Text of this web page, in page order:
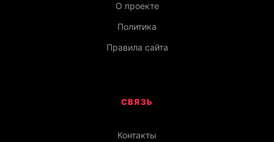
О проекте
Политика
Правила сайта
СВЯЗЬ
Контакты